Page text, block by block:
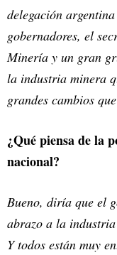
delegación
gobernadores, el
Minería y un gran
la industria minera
grandes cambios
¿Qué piensa de la
nacional?
Bueno, diría que el
abrazo a la
Y todos están muy